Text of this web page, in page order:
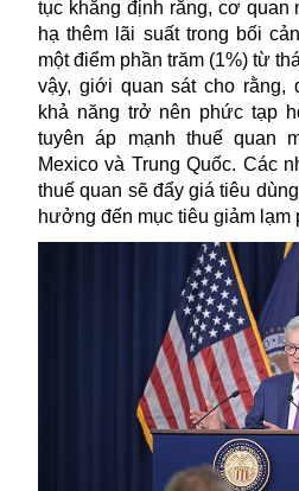
tục khẳng định rằng, cơ quan
hạ thêm lãi suất trong bối
một điểm phần trăm (1%) từ
vậy, giới quan sát cho rằng,
khả năng trở nên phức tạp
tuyên áp mạnh thuế quan
Mexico và Trung Quốc. Các
thuế quan sẽ đẩy giá tiêu
hưởng đến mục tiêu giảm lạm